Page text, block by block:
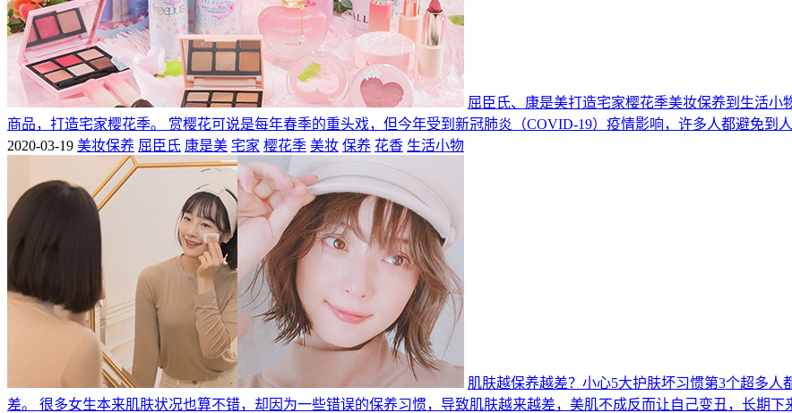
屈臣氏、康是美打造宅家樱花季美妆保养到生活小
商品，打造宅家樱花季。 赏樱花可说是每年春季的重头戏，但今年受到新冠肺炎（COVID-19）疫情影响，许多人都避免到
2020-03-19 美妆保养 屈臣氏 康是美 宅家 樱花季 美妆 保养 花香 生活小物
肌肤越保养越差？小心5大护肤坏习惯第3个超多人
差。 很多女生本来肌肤状况也算不错，却因为一些错误的保养习惯，导致肌肤越来越差，美肌不成反而让自己变丑，长期